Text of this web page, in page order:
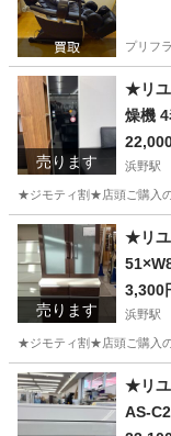
プリフラ
売ります
★リユ
燥機
み
浜野駅
★ジモティ割★店頭ご購入
千葉 千葉市 浜野駅
売ります
★リユー
3,300
浜野駅
★ジモティ割★店頭ご購入
千葉 千葉市 浜野駅
★リユ
AS-